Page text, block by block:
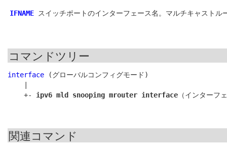
IFNAME スイッチポートのインターフェース名。マルチキャスト
コマンドツリー
interface (グローバルコンフィグモード)
    +-
ipv6 mld snooping mrouter interface
関連コマンド